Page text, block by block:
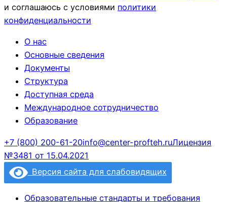
и соглашаюсь с условиями политики
конфиденциальности
О нас
Основные сведения
Документы
Структура
Доступная среда
Международное сотрудничество
Образование
+7 (800) 200-61-20info@center-profteh.ruЛицензия
№3481 от 15.04.2021
Версия сайта для слабовидящих
Образовательные стандарты и требования